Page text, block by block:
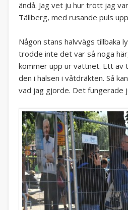
ändå. Jag vet ju hur trött jag
Tällberg, med rusande puls
Någon stans halvvägs tillbaka
trodde inte det var så noga
kommer upp ur vattnet. Ett av
den i halsen i våtdräkten. Så
vad jag gjorde. Det fungerade